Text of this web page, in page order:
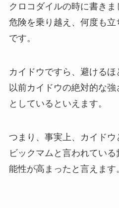
クロコダイルの時に書き
危険を乗り越え、何度も
です。
カイドウですら、避けるほ
以前カイドウの絶対的な
としているといえます。
つまり、事実上、カイド
ビックマムと言われてい
能性が高まったと言えます